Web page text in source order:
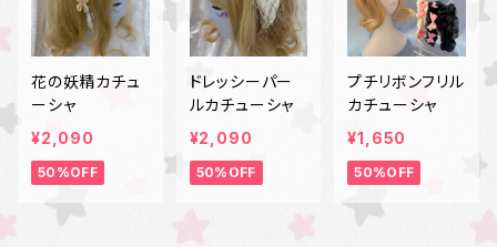
花の妖精カチュ
ーシャ
¥2,090
50%OFF
ドレッシーパー
ルカチューシャ
¥2,090
50%OFF
プチリボンフリル
カチューシャ
¥1,650
50%OFF